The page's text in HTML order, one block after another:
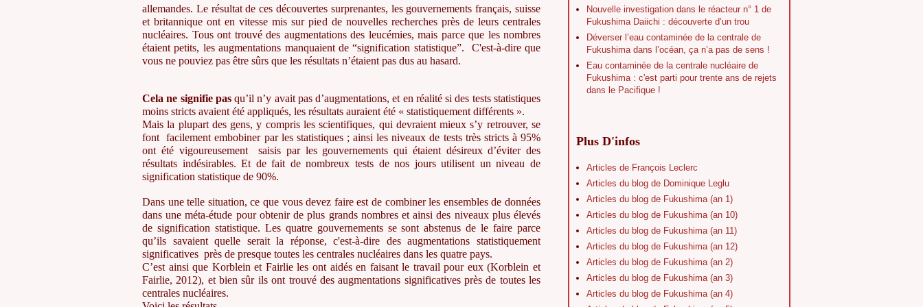
allemandes. Le résultat de ces découvertes surprenantes, les gouvernements français, suisse
et britannique ont en vitesse mis sur pied de nouvelles recherches près de leurs centrales
nucléaires. Tous ont trouvé des augmentations des leucémies, mais parce que les nombres
étaient petits, les augmentations manquaient de “signification statistique”. C'est-à-dire que
vous ne pouviez pas être sûrs que les résultats n’étaient pas dus au hasard.
Cela ne signifie pasqu’il n’y avait pas d’augmentations, et en réalité si des tests statistiques
moins stricts avaient été appliqués, les résultats auraient été « statistiquement différents ».
Mais la plupart des gens, y compris les scientifiques, qui devraient mieux s’y retrouver, se
font facilement embobiner par les statistiques ; ainsi les niveaux de tests très stricts à 95%
ont été vigoureusement saisis par les gouvernements qui étaient désireux d’éviter des
résultats indésirables. Et de fait de nombreux tests de nos jours utilisent un niveau de
signification statistique de 90%.
Dans une telle situation, ce que vous devez faire est de combiner les ensembles de données
dans une méta-étude pour obtenir de plus grands nombres et ainsi des niveaux plus élevés
de signification statistique. Les quatre gouvernements se sont abstenus de le faire parce
qu’ils savaient quelle serait la réponse, c'est-à-dire des augmentations statistiquement
significatives près de presque toutes les centrales nucléaires dans les quatre pays.
C’est ainsi que Korblein et Fairlie les ont aidés en faisant le travail pour eux (Korblein et
Fairlie, 2012), et bien sûr ils ont trouvé des augmentations significatives près de toutes les
centrales nucléaires.
Nouvelle investigation dans le réacteur n° 1 de
Fukushima Daiichi : découverte d’un trou
Déverser l’eau contaminée de la centrale de
Fukushima dans l’océan, ça n’a pas de sens !
Eau contaminée de la centrale nucléaire de
Fukushima : c'est parti pour trente ans de rejets
dans le Pacifique !
Plus D'infos
Articles de François Leclerc
Articles du blog de Dominique Leglu
Articles du blog de Fukushima (an 1)
Articles du blog de Fukushima (an 10)
Articles du blog de Fukushima (an 11)
Articles du blog de Fukushima (an 12)
Articles du blog de Fukushima (an 2)
Articles du blog de Fukushima (an 3)
Articles du blog de Fukushima (an 4)